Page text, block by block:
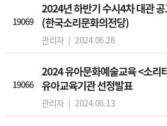
19069
2024년 하반기 수시4차 대관
(한국소리문화의전당)
관리자 | 2024.06.28
19066
2024 유아문화예술교육 <소리
유아교육기관 선정발표
관리자 | 2024.06.13